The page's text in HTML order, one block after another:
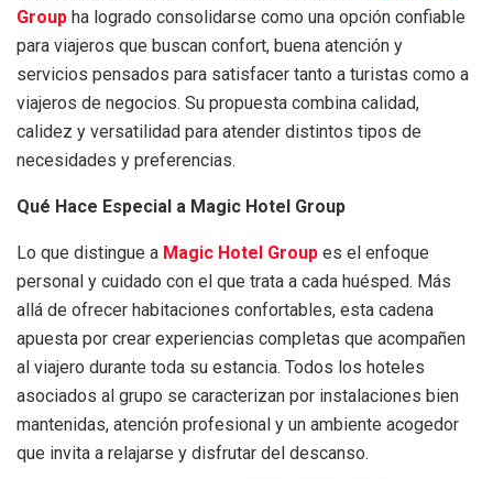
Group ha logrado consolidarse como una opción confiable
para viajeros que buscan confort, buena atención y
servicios pensados para satisfacer tanto a turistas como a
viajeros de negocios. Su propuesta combina calidad,
calidez y versatilidad para atender distintos tipos de
necesidades y preferencias.
Qué Hace Especial a Magic Hotel Group
Lo que distingue a Magic Hotel Group es el enfoque
personal y cuidado con el que trata a cada huésped. Más
allá de ofrecer habitaciones confortables, esta cadena
apuesta por crear experiencias completas que acompañen
al viajero durante toda su estancia. Todos los hoteles
asociados al grupo se caracterizan por instalaciones bien
mantenidas, atención profesional y un ambiente acogedor
que invita a relajarse y disfrutar del descanso.